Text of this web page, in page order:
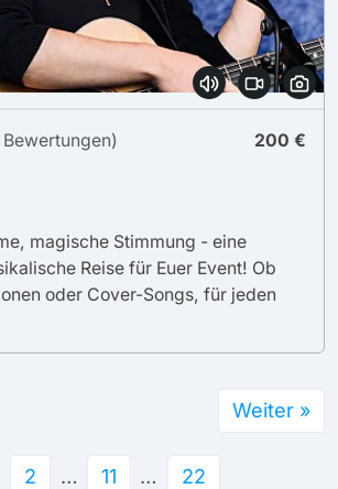
200 €
magische Stimmung - eine
Reise für Euer Event! Ob
oder Cover-Songs, für jeden
2 … 11 … 22
Weiter »